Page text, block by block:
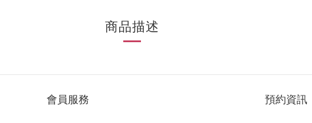
商品描述
會員服務 預約資訊